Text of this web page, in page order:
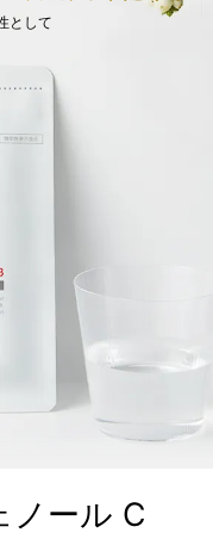
として
ノール C